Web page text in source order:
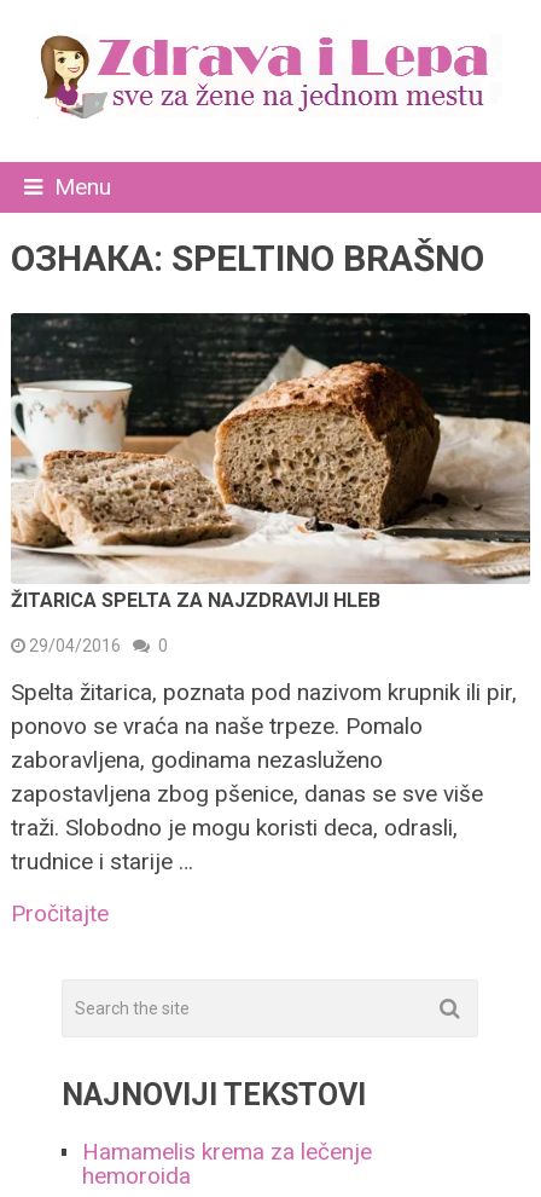
Menu
ОЗНАКА: SPELTINO BRAŠNO
ŽITARICA SPELTA ZA NAJZDRAVIJI HLEB
29/04/2016 0
Spelta žitarica, poznata pod nazivom krupnik ili pir,
ponovo se vraća na naše trpeze. Pomalo
zaboravljena, godinama nezasluženo
zapostavljena zbog pšenice, danas se sve više
traži. Slobodno je mogu koristi deca, odrasli,
trudnice i starije …
Pročitajte
NAJNOVIJI TEKSTOVI
Hamamelis krema za lečenje
hemoroida